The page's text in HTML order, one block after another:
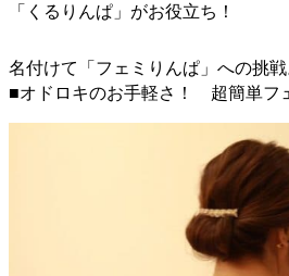
「くるりんぱ」がお役立ち！
名付けて「フェミりんぱ」への挑戦
■オドロキのお手軽さ！ 超簡単フ